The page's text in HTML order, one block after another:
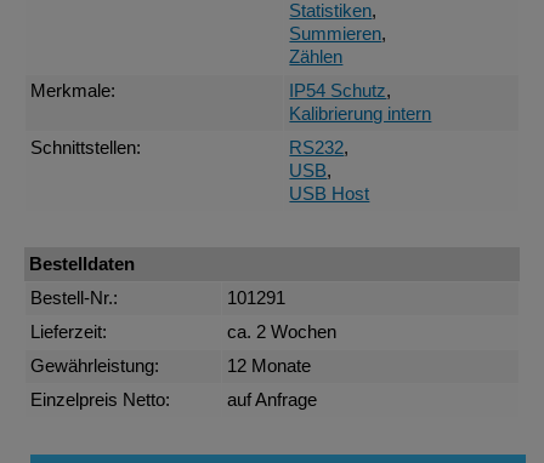
Statistiken,
Summieren,
Zählen
Merkmale:
IP54 Schutz,
Kalibrierung intern
Schnittstellen:
RS232,
USB,
USB Host
Bestelldaten
Bestell-Nr.:
101291
Lieferzeit:
ca. 2 Wochen
Gewährleistung:
12 Monate
Einzelpreis Netto:
auf Anfrage